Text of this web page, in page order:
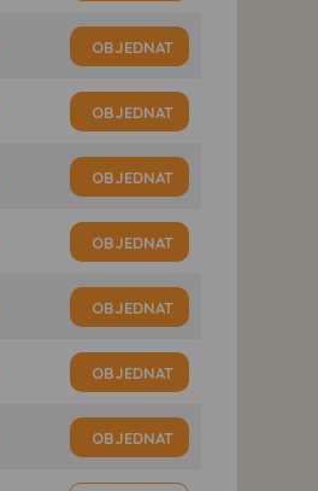
OBJEDNAT
OBJEDNAT
OBJEDNAT
OBJEDNAT
OBJEDNAT
OBJEDNAT
OBJEDNAT